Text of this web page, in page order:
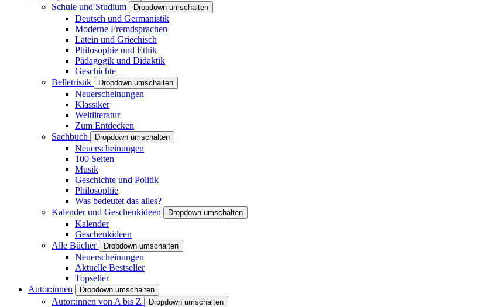
Schule und Studium Dropdown umschalten
Deutsch und Germanistik
Moderne Fremdsprachen
Latein und Griechisch
Philosophie und Ethik
Pädagogik und Didaktik
Geschichte
Belletristik
Dropdown umschalten
Neuerscheinungen
Klassiker
Weltliteratur
Zum Entdecken
Sachbuch
Dropdown umschalten
Neuerscheinungen
100 Seiten
Musik
Geschichte und Politik
Philosophie
Was bedeutet das alles?
Kalender und Geschenkideen
Dropdown umschalten
Kalender
Geschenkideen
Alle Bücher
Dropdown umschalten
Neuerscheinungen
Aktuelle Bestseller
Topseller
Autor:innen
Dropdown umschalten
Autor:innen von A bis Z Dropdown umschalten